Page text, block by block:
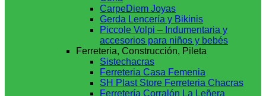
CarpeDiem Joyas
Gerda Lencería y Bikinis
Piccole Volpi – Indumentaria y
accesorios para niños y bebés
Ferreteria, Construcción, Pileta
Sistechacras
Ferreteria Casa Femenia
SH Plast Store Ferreteria Chacras
Ferretería Corralón La Leñera